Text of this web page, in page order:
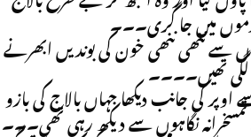
میں جا گری۔۔۔
سے ننھی ننھی خون کی بوندیں ابھرنے
لگی تھیں۔۔۔۔
اوپر کی جانب دیکھا جہاں بالاج کی بازو
نگاہوں سے دیکھ رہی تھی۔۔۔